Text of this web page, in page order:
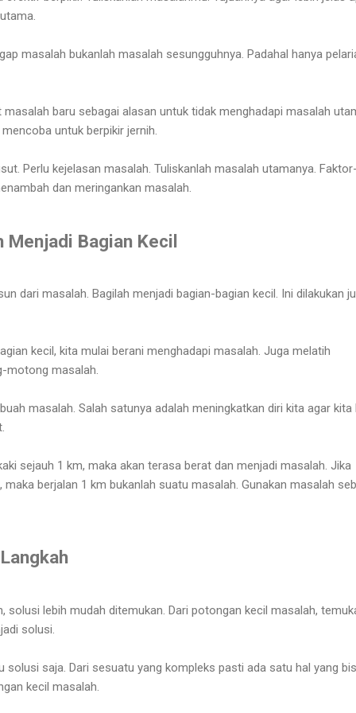
masalah bukanlah masalah sesungguhnya. Padahal hanya
baru sebagai alasan untuk tidak menghadapi masalah
untuk berpikir jernih.
Perlu kejelasan masalah. Tuliskanlah masalah utamanya. Faktor-
dan meringankan masalah.
Menjadi Bagian Kecil
dari masalah. Bagilah menjadi bagian-bagian kecil. Ini dilakukan
kecil, kita mulai berani menghadapi masalah. Juga melatih
motong masalah.
masalah. Salah satunya adalah meningkatkan diri kita agar kita
sejauh 1 km, maka akan terasa berat dan menjadi masalah. Jika
maka berjalan 1 km bukanlah suatu masalah. Gunakan masalah
solusi lebih mudah ditemukan. Dari potongan kecil masalah,
solusi.
solusi saja. Dari sesuatu yang kompleks pasti ada satu hal yang
kecil masalah.